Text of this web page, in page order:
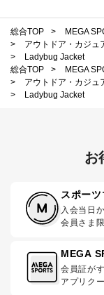
総合TOP > MEGA
>
アウトドア・カジュ
>
Ladybug Jacket
総合TOP
> MEGA
>
アウトドア・カジュ
>
Ladybug Jacket
お
スポー
入会当日
会員さま
MEGA
会員証が
アプリク